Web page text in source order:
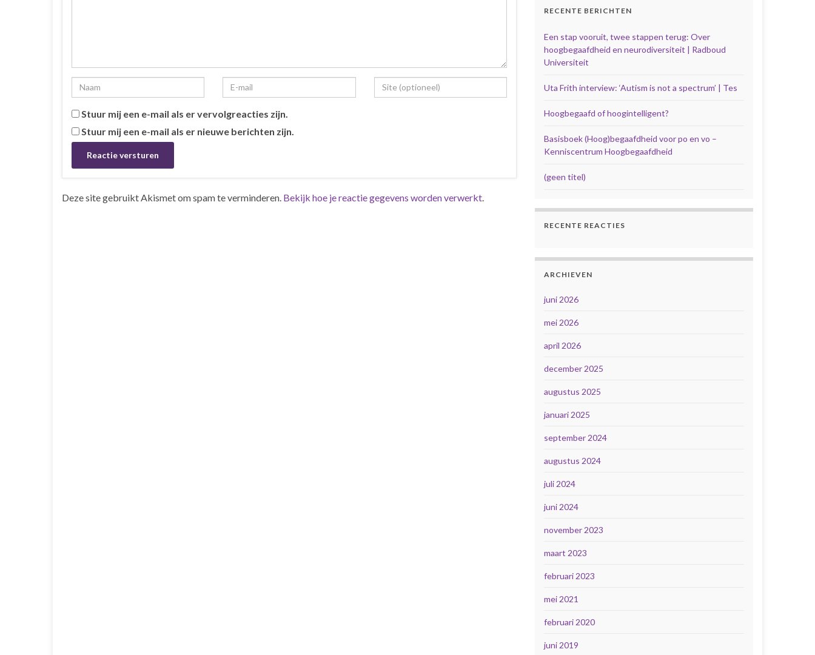
Stuur mij een e-mail als er vervolgreacties zijn.
Stuur mij een e-mail als er nieuwe berichten zijn.
Deze site gebruikt Akismet om spam te verminderen. Bekijk hoe je reactie gegevens worden verwerkt.
RECENTE BERICHTEN
Een stap vooruit, twee stappen terug: Over
hoogbegaafdheid en neurodiversiteit | Radboud
Universiteit
Uta Frith interview: ‘Autism is not a spectrum’ | Tes
Hoogbegaafd of hoogintelligent?
Basisboek (Hoog)begaafdheid voor po en vo –
Kenniscentrum Hoogbegaafdheid
(geen titel)
RECENTE REACTIES
ARCHIEVEN
juni 2026
mei 2026
april 2026
december 2025
augustus 2025
januari 2025
september 2024
augustus 2024
juli 2024
juni 2024
november 2023
maart 2023
februari 2023
mei 2021
februari 2020
juni 2019